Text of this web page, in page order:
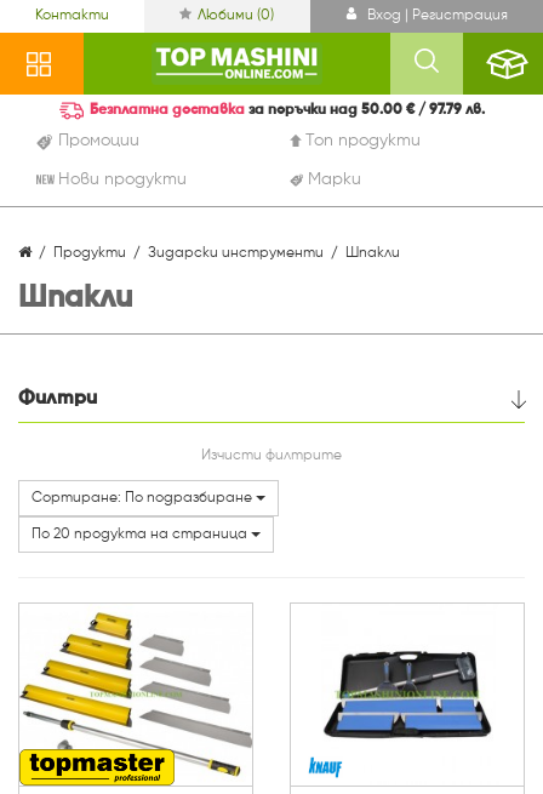
Контакти Любими (0) Вход | Регистрация
Промоции Топ продукти
Нови продукти Марки
Безплатна доставка за поръчки над 50.00 € / 97.79 лв.
Продукти Зидарски инструменти Шпакли
Шпакли
Филтри
Марки
Изчисти филтрите
Сортиране: По подразбиране
По 20 продукта на страница